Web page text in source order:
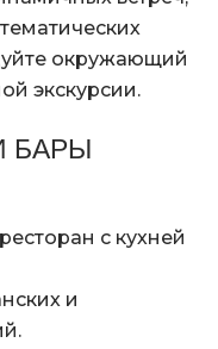
окружающий
экскурсии.
БАРЫ
с кухней
и